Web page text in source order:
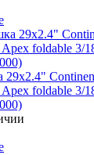
foldable 3/